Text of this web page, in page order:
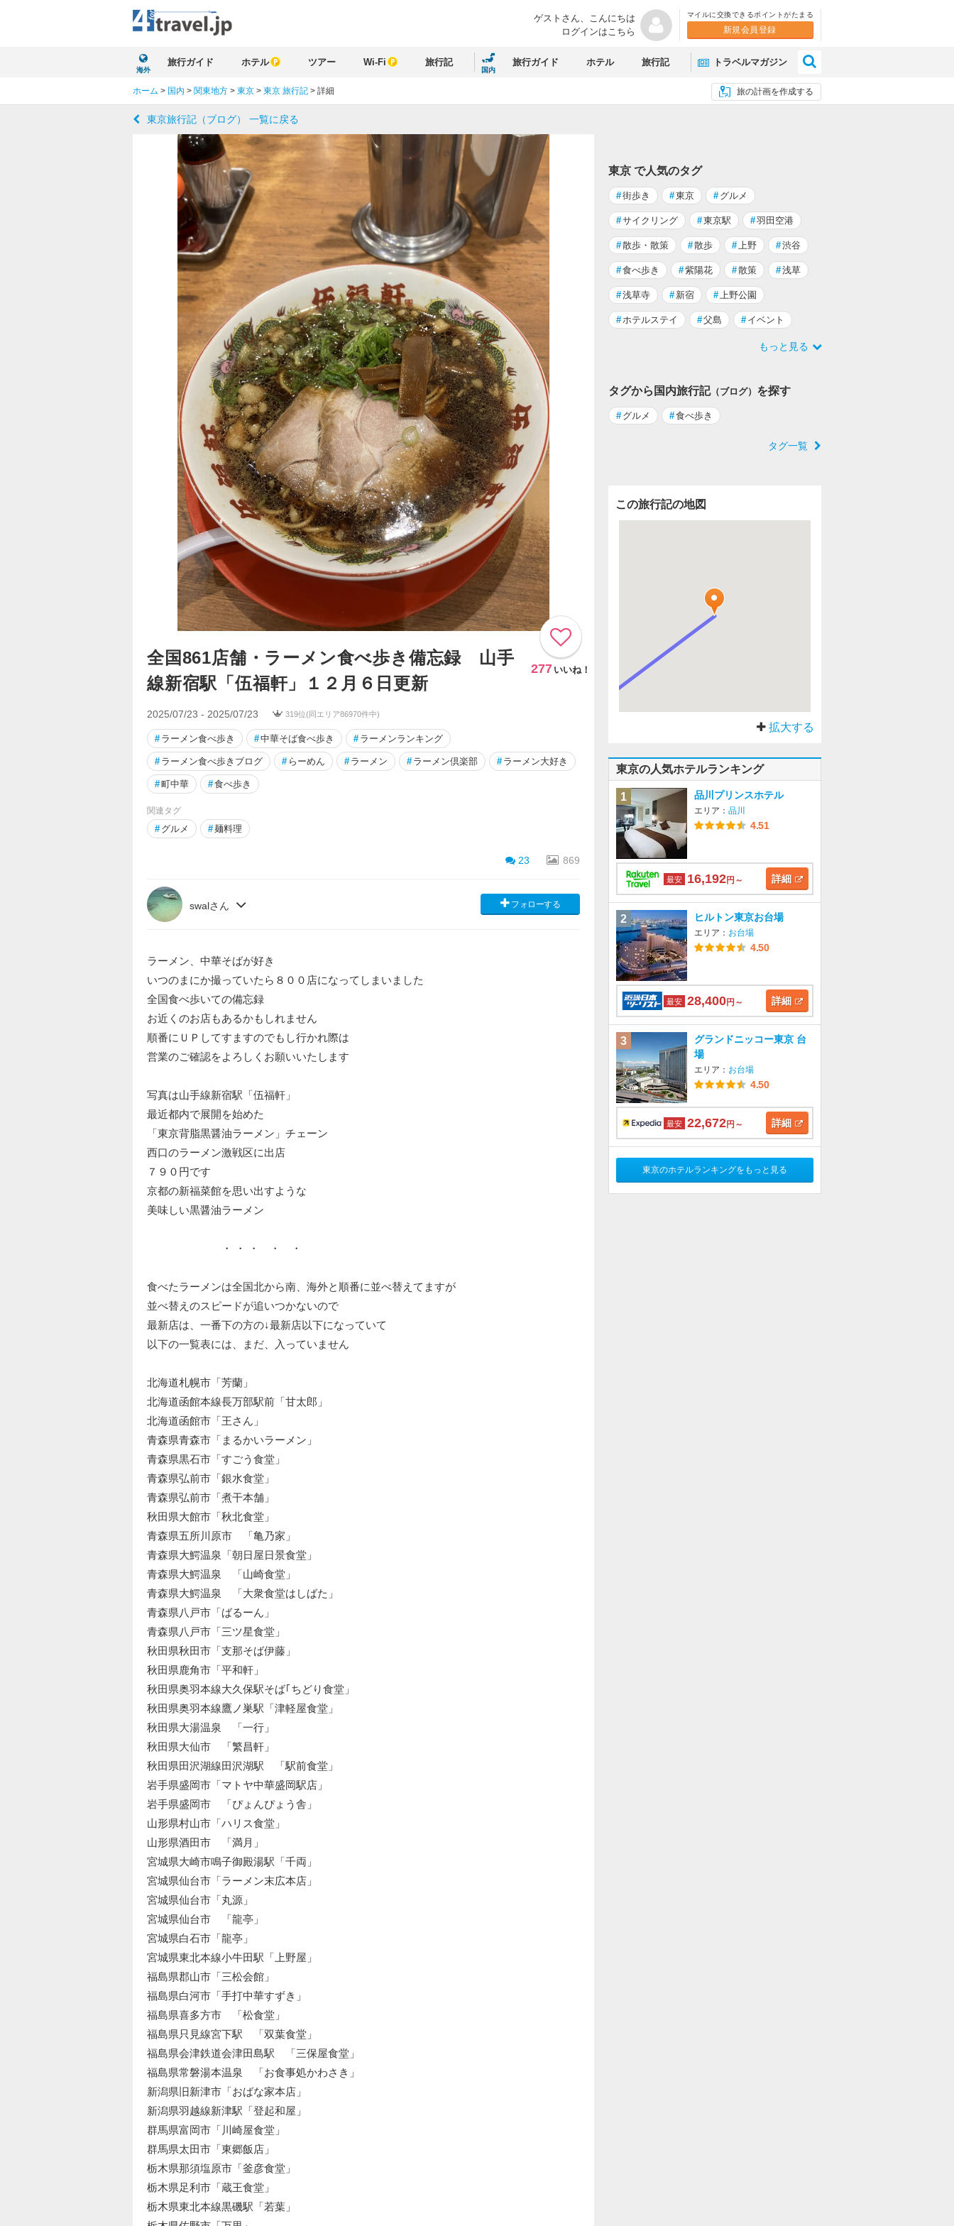
ゲストさん、 こんにちは
ログインはこちら
マイルに交換できるポイントがたまる
新規会員登録
海外
旅行ガイド ホテル ツアー Wi-Fi 旅行記
国内
旅行ガイド ホテル 旅行記 トラベルマガジン
旅の計画を作成する
ホーム > 国内 > 関東地方 > 東京 > 東京 旅行記 > 詳細
東京旅行記（ブログ） 一覧に戻る
全国861店舗・ラーメン食べ歩き備忘録 山手
線新宿駅「伍福軒」１２月６日更新
277 いいね！
2025/07/23 - 2025/07/23 319位(同エリア86970件中)
# ラーメン食べ歩き #中華そば食べ歩き # ラーメンランキング
# ラーメン食べ歩きブログ # らーめん # ラーメン # ラーメン倶楽部 # ラーメン大好き
#町中華 #食べ歩き
関連タグ
# グルメ #麺料理
23 869
swalさん フォローする
ラーメン、中華そばが好き
いつのまにか撮っていたら８００店になってしまいました
全国食べ歩いての備忘録
お近くのお店もあるかもしれません
順番にＵＰしてすますのでもし行かれ際は
営業のご確認をよろしくお願いいたします
写真は山手線新宿駅「伍福軒」
最近都内で展開を始めた
「東京背脂黒醤油ラーメン」チェーン
西口のラーメン激戦区に出店
７９０円です
京都の新福菜館を思い出すような
美味しい黒醤油ラーメン
・ ・ ・ ・ ・
食べたラーメンは全国北から南、海外と順番に並べ替えてますが
並べ替えのスピードが追いつかないので
最新店は、一番下の方の↓最新店以下になっていて
以下の一覧表には、まだ、入っていません
北海道札幌市「芳蘭」
北海道函館本線長万部駅前「甘太郎」
北海道函館市「王さん」
青森県青森市「まるかいラーメン」
青森県黒石市「すごう食堂」
青森県弘前市「銀水食堂」
青森県弘前市「煮干本舗」
秋田県大館市「秋北食堂」
青森県五所川原市 「亀乃家」
青森県大鰐温泉「朝日屋日景食堂」
青森県大鰐温泉 「山崎食堂」
青森県大鰐温泉 「大衆食堂はしばた」
青森県八戸市「ばるーん」
青森県八戸市「三ツ星食堂」
秋田県秋田市「支那そば伊藤」
秋田県鹿角市「平和軒」
秋田県奥羽本線大久保駅そば｢ちどり食堂」
秋田県奥羽本線鷹ノ巣駅「津軽屋食堂」
秋田県大湯温泉 「一行」
秋田県大仙市 「繁昌軒」
秋田県田沢湖線田沢湖駅 「駅前食堂」
岩手県盛岡市「マトヤ中華盛岡駅店」
岩手県盛岡市 「ぴょんぴょう舎」
山形県村山市「ハリス食堂」
山形県酒田市 「満月」
宮城県大崎市鳴子御殿湯駅「千両」
宮城県仙台市「ラーメン末広本店」
宮城県仙台市「丸源」
宮城県仙台市 「龍亭」
宮城県白石市「龍亭」
宮城県東北本線小牛田駅「上野屋」
福島県郡山市「三松会館」
福島県白河市「手打中華すずき」
福島県喜多方市 「松食堂」
福島県只見線宮下駅 「双葉食堂」
福島県会津鉄道会津田島駅 「三保屋食堂」
福島県常磐湯本温泉 「お食事処かわさき」
新潟県旧新津市「おばな家本店」
新潟県羽越線新津駅「登起和屋」
群馬県富岡市「川崎屋食堂」
群馬県太田市「東郷飯店」
栃木県那須塩原市「釜彦食堂」
栃木県足利市「蔵王食堂」
栃木県東北本線黒磯駅「若葉」
東京 で人気のタグ
#街歩き #東京 # グルメ
#サイクリング #東京駅 #羽田空港
#散歩・散策 #散歩 #上野 #渋谷
#食べ歩き #紫陽花 #散策 #浅草
#浅草寺 # 新宿 #上野公園
#ホテルステイ #父島 # イベント
もっと見る
タグから国内旅行記（ブログ） を探す
# グルメ #食べ歩き
タグ一覧
この旅行記の地図
拡大する
東京の人気ホテルランキング
1 品川プリンスホテル
エリア： 品川
4.51
最安 16,192円～ 詳細
2 ヒルトン東京お台場
エリア： お台場
4.50
最安 28,400円～ 詳細
3
グランドニッコー東京 台
場
エリア： お台場
4.50
最安 22,672円～ 詳細
東京のホテルランキングをもっと見る